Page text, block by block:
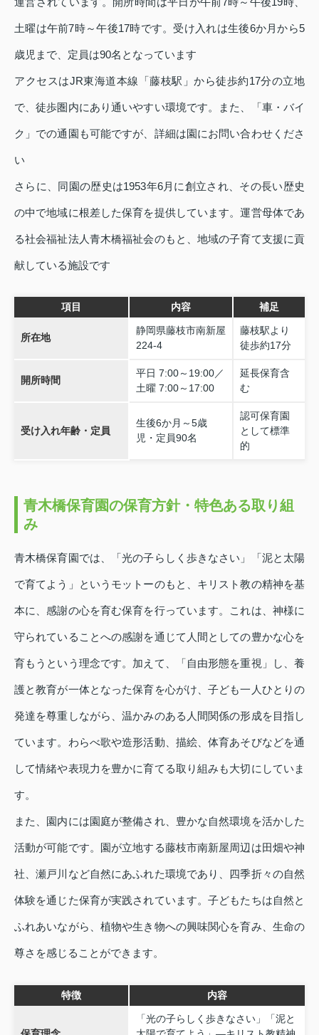
土曜は午前7時～午後17時です。受け入れは生後6か月から5
歳児まで、定員は90名となっています
アクセスはJR東海道本線「藤枝駅」から徒歩約17分の立地
で、徒歩圏内にあり通いやすい環境です。また、「車・バイ
ク」での通園も可能ですが、詳細は園にお問い合わせくださ
い
さらに、同園の歴史は1953年6月に創立され、その長い歴史
の中で地域に根差した保育を提供しています。運営母体であ
る社会福祉法人青木橋福祉会のもと、地域の子育て支援に貢
献している施設です
項目 内容 補足
所在地
静岡県藤枝市南新屋
224‑4
藤枝駅より
徒歩約17分
開所時間
平日 7:00～19:00／
土曜 7:00～17:00
延長保育含
む
受け入れ年齢・定員
生後6か月～5歳
児・定員90名
認可保育園
として標準
的
青木橋保育園の保育方針・特色ある取り組
み
青木橋保育園では、「光の子らしく歩きなさい」「泥と太陽
で育てよう」というモットーのもと、キリスト教の精神を基
本に、感謝の心を育む保育を行っています。これは、神様に
守られていることへの感謝を通じて人間としての豊かな心を
育もうという理念です。加えて、「自由形態を重視」し、養
護と教育が一体となった保育を心がけ、子ども一人ひとりの
発達を尊重しながら、温かみのある人間関係の形成を目指し
ています。わらべ歌や造形活動、描絵、体育あそびなどを通
して情緒や表現力を豊かに育てる取り組みも大切にしていま
す。
また、園内には園庭が整備され、豊かな自然環境を活かした
活動が可能です。園が立地する藤枝市南新屋周辺は田畑や神
社、瀬戸川など自然にあふれた環境であり、四季折々の自然
体験を通じた保育が実践されています。子どもたちは自然と
ふれあいながら、植物や生き物への興味関心を育み、生命の
尊さを感じることができます。
特徴 内容
「光の子らしく歩きなさい」「泥と